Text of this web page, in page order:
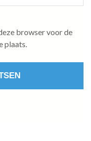
browser voor de
plaats.